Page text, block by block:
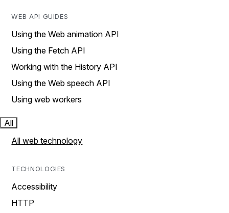
WEB API GUIDES
Using the Web animation API
Using the Fetch API
Working with the History API
Using the Web speech API
Using web workers
All
All web technology
TECHNOLOGIES
Accessibility
HTTP